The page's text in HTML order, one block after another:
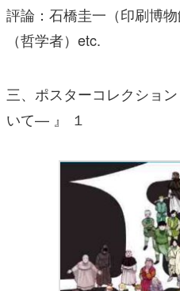
評論：石橋圭一（印刷博
（哲学者）etc.
三、ポスターコレクショ
いて— 』 １